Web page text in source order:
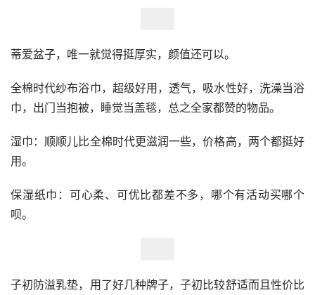
蒂爱盆子，唯一就觉得挺厚实，颜值还可以。
全棉时代纱布浴巾，超级好用，透气，吸水性好，洗澡当浴
巾，出门当抱被，睡觉当盖毯，总之全家都赞的物品。
湿巾：顺顺儿比全棉时代更滋润一些，价格高，两个都挺好
用。
保湿纸巾：可心柔、可优比都差不多，哪个有活动买哪个
呗。
子初防溢乳垫，用了好几种牌子，子初比较舒适而且性价比